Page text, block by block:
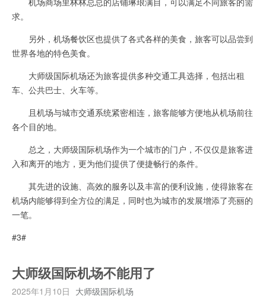
求。
另外，机场餐饮区也提供了各式各样的美食，旅客可以品尝到
世界各地的特色美食。
大师级国际机场还为旅客提供多种交通工具选择，包括出租
车、公共巴士、火车等。
且机场与城市交通系统紧密相连，旅客能够方便地从机场前往
各个目的地。
总之，大师级国际机场作为一个城市的门户，不仅仅是旅客进
入和离开的地方，更为他们提供了便捷畅行的条件。
其先进的设施、高效的服务以及丰富的便利设施，使得旅客在
机场内能够得到全方位的满足，同时也为城市的发展增添了亮丽的
一笔。
#3#
大师级国际机场不能用了
2025年1月10日 大师级国际机场